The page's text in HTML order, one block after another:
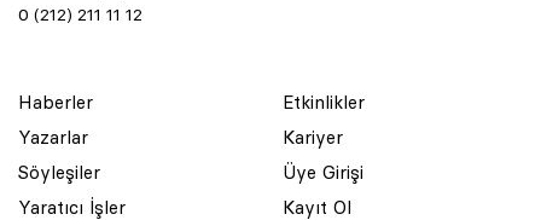
0 (212) 211 11 12
Haberler
Yazarlar
Söyleşiler
Yaratıcı İşler
Etkinlikler
Kariyer
Üye Girişi
Kayıt Ol